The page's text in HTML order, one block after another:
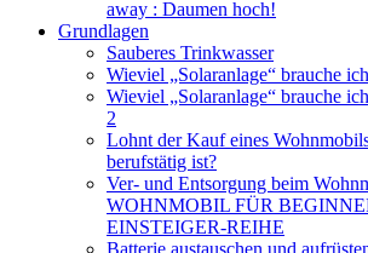
away : Daumen hoch!
Grundlagen
Sauberes Trinkwasser
Wieviel „Solaranlage“ brauche
Wieviel „Solaranlage“ brauche
2
Lohnt der Kauf eines
berufstätig ist?
Ver- und Entsorgung beim
WOHNMOBIL FÜR
EINSTEIGER-REIHE
Batterie austauschen und